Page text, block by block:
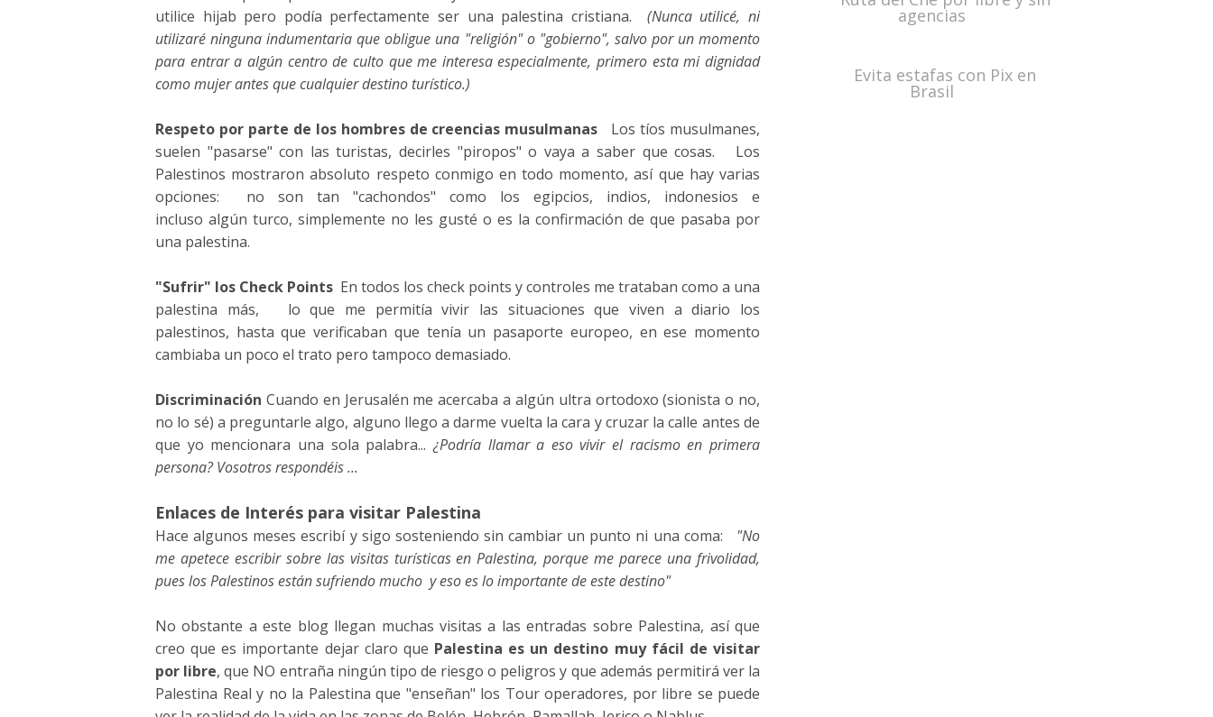
utilice hijab pero podía perfectamente ser una palestina cristiana. (Nunca utilicé, ni
utilizaré ninguna indumentaria que obligue una "religión" o "gobierno", salvo por un momento
para entrar a algún centro de culto que me interesa especialmente, primero esta mi dignidad
como mujer antes que cualquier destino turístico.)
Respeto por parte de los hombres de creencias musulmanas
Los tíos musulmanes,
suelen "pasarse" con las turistas, decirles "piropos" o vaya a saber que cosas. Los
Palestinos mostraron absoluto respeto conmigo en todo momento, así que hay varias
opciones: no son tan "cachondos" como los egipcios, indios, indonesios e
incluso algún turco, simplemente no les gusté o es la confirmación de que pasaba por
una palestina.
"Sufrir" los Check Points En todos los check points y controles me trataban como a una
palestina más, lo que me permitía vivir las situaciones que viven a diario los
palestinos, hasta que verificaban que tenía un pasaporte europeo, en ese momento
cambiaba un poco el trato pero tampoco demasiado.
Discriminación Cuando en Jerusalén me acercaba a algún ultra ortodoxo (sionista o no,
no lo sé) a preguntarle algo, alguno llego a darme vuelta la cara y cruzar la calle antes de
que yo mencionara una sola palabra...¿Podría llamar a eso vivir el racismo en primera
persona? Vosotros respondéis ...
Enlaces de Interés para visitar Palestina
Hace algunos meses escribí y sigo sosteniendo sin cambiar un punto ni una coma: "No
me apetece escribir sobre las visitas turísticas en Palestina, porque me parece una frivolidad,
pues los Palestinos están sufriendo mucho y eso es lo importante de este destino"
No obstante a este blog llegan muchas visitas a las entradas sobre Palestina, así que
creo que es importante dejar claro que Palestina es un destino muy fácil de visitar
por libre, que NO entraña ningún tipo de riesgo o peligros y que además permitirá ver la
Palestina Real y no la Palestina que "enseñan" los Tour operadores, por libre se puede
agencias
Evita estafas con Pix en
Brasil